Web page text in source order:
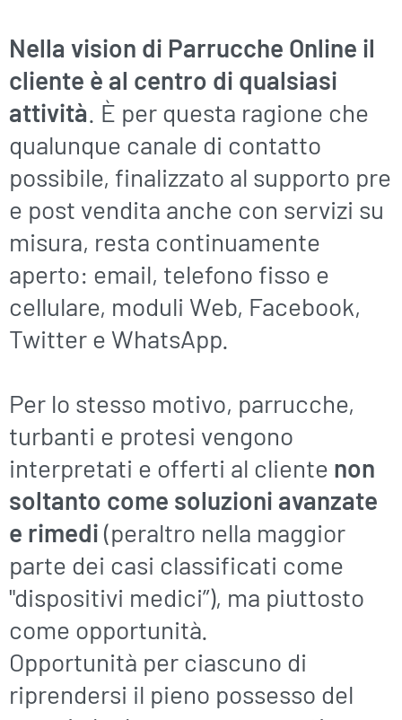
Nella vision di Parrucche Online il
cliente è al centro di qualsiasi
attività. È per questa ragione che
qualunque canale di contatto
possibile, finalizzato al supporto pre
e post vendita anche con servizi su
misura, resta continuamente
aperto: email, telefono fisso e
cellulare, moduli Web, Facebook,
Twitter e WhatsApp.
Per lo stesso motivo, parrucche,
turbanti e protesi vengono
interpretati e offerti al cliente non
soltanto come soluzioni avanzate
e rimedi (peraltro nella maggior
parte dei casi classificati come
"dispositivi medici”), ma piuttosto
come opportunità.
Opportunità per ciascuno di
riprendersi il pieno possesso del